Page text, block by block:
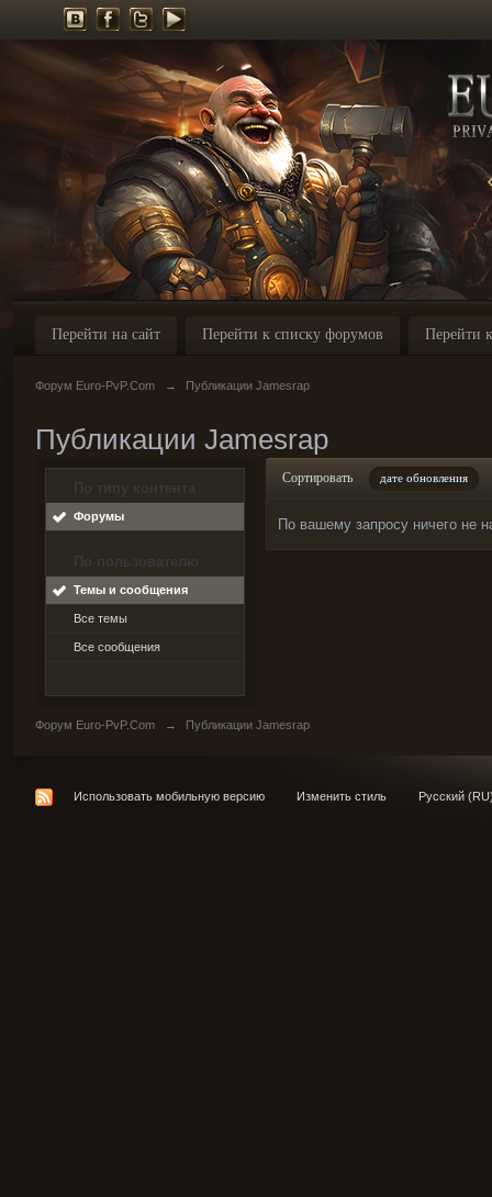
Перейти на сайт Перейти к списку форумов Перейти
Форум Euro-PvP.Com → Публикации Jamesrap
Публикации Jamesrap
По типу контента
Форумы
По пользователю
Темы и сообщения
Все темы
Все сообщения
Сортировать дате обновления
По вашему запросу ничего не
Форум Euro-PvP.Com → Публикации Jamesrap
Использовать мобильную версию Изменить стиль Русский